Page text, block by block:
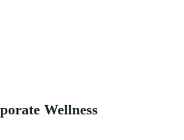
Wellness